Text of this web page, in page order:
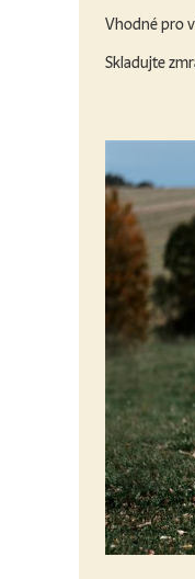
Vhodné pro
Skladujte